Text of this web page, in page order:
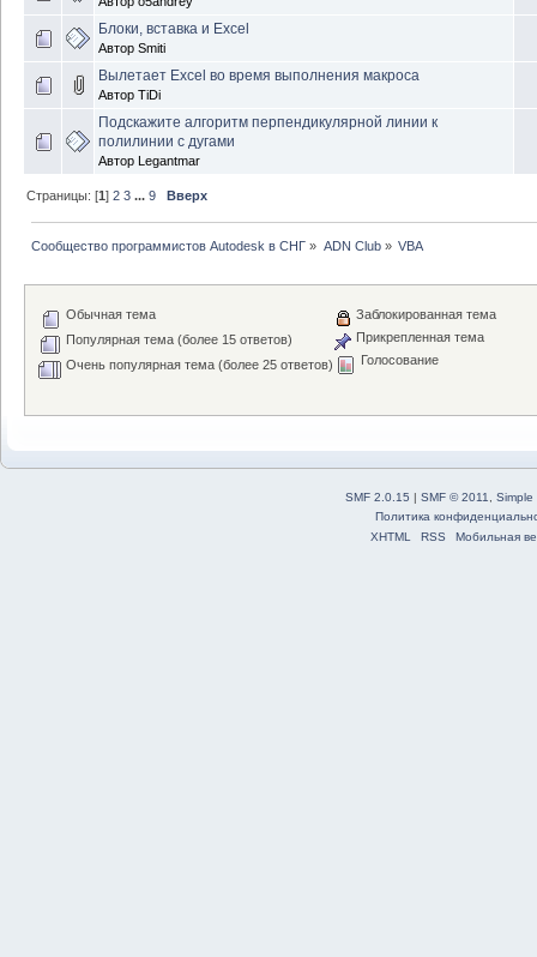
Блоки, вставка и Excel
Автор Smiti
Вылетает Excel во время выполнения макроса
Автор TiDi
Подскажите алгоритм перпендикулярной линии к
полилинии с дугами
Автор Legantmar
Страницы: [1]2 3 ...9 Вверх
Сообщество программистов Autodesk в СНГ » ADN Club» VBA
Обычная тема
Популярная тема (более 15 ответов)
Очень популярная тема (более 25 ответов)
Заблокированная тема
Прикрепленная тема
Голосование
SMF 2.0.15 | SMF © 2011
Simple
Политика
XHTML
RSS Мобильная